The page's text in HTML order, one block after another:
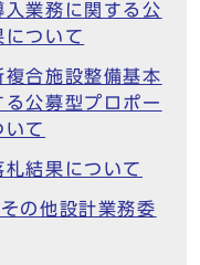
業務に関する公
について
複合施設整備基本
公募型プロポー
いて
結果について
の他設計業務委